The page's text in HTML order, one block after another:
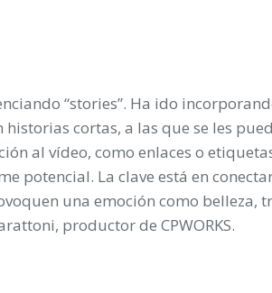
“stories”. Ha ido
historias cortas, a las que se les
al vídeo, como enlaces o
potencial. La clave está en
una emoción como belleza,
productor de CPWORKS.